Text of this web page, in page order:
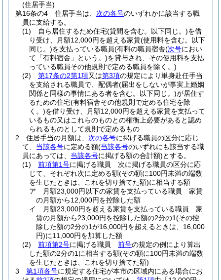
(住居手当)
第16条の4
住居手当は、 次の各号のいずれかに該当する職
員に支給する。
(1)
自ら居住するため住宅(貸間を含む。以下同じ。)を借
り受け、月額12,000円を超える家賃(使用料を含む。以下
同じ。)を支払っている職員(有料の職員宿舎(次号におい
て「有料宿舎」という。)を貸与され、その使用料を支払
っている職員その他規則で定める職員を除く。)
(2)
第17条の2第1項又は第3項の規定により単身赴任手当
を支給される職員で、配偶者(届出をしないが事実上婚姻
関係と同様の事情にある者を含む。以下同じ。)が居住す
るための住宅(有料宿舎その他規則で定める住宅を除
く。)を借り受け、月額12,000円を超える家賃を支払って
いるもの又はこれらのものとの権衡上必要があると認め
られるものとして規則で定めるもの
2
住居手当の月額は、 次の各号に掲げる職員の区分に応じ
て、 当該各号に定める額(当該各号のいずれにも該当する職
員にあっては、 当該各号に掲げる額の合計額)とする。
(1)
前項第1号に掲げる職員 次に掲げる職員の区分に応
じて、それぞれ次に定める額(その額に100円未満の端数
を生じたときは、これを切り捨てた額)に相当する額
ア
月額23,000円以下の家賃を支払っている職員 家賃
の月額から12,000円を控除した額
イ
月額23,000円を超える家賃を支払っている職員 家
賃の月額から23,000円を控除した額の2分の1(その控
除した額の2分の1が16,000円を超えるときは、16,000
円)に11,000円を加算した額
(2)
前項第2号に掲げる職員 前号の規定の例により算出
した額の2分の1に相当する額(その額に100円未満の端数
を生じたときは、これを切り捨てた額)
3
第1項各号に規定する住宅が本市の区域内にある場合にお